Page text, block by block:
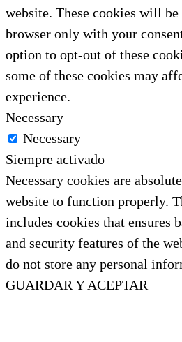
website. These cookies will
browser only with your
option to opt-out of these
some of these cookies may
experience.
Necessary
Necessary
Siempre activado
Necessary cookies are
website to function properly.
includes cookies that ensures
and security features of the
do not store any personal
GUARDAR Y ACEPTAR